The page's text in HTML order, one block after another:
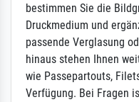
bestimmen Sie die
Druckmedium und
passende Verglasung
hinaus stehen Ihnen
wie Passepartouts,
Verfügung. Bei Fragen